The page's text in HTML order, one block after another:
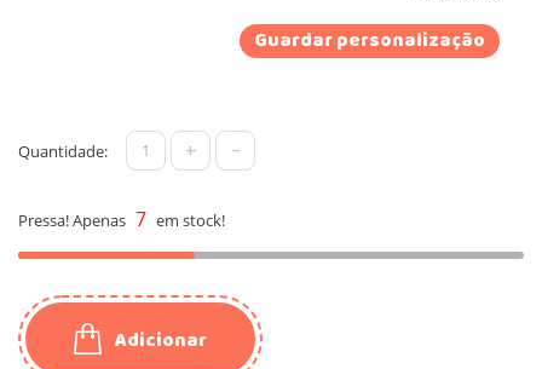
Guardar personalização
Quantidade: + -
Pressa! Apenas 7 em stock!
Adicionar